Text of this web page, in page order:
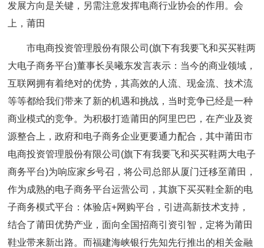
发展方向是关键，另需注意发挥电商行业协会的作用。会
上，莆田
市电商投资管理股份有限公司(旗下有我要飞和买买鞋两
大电子商务平台)董事长吴曦东发言表示：当今的商业领域，
互联网拥有着绝对的优势，其高效的人流、现金流、技术流
等等都给我们带来了新的机遇和挑战，当时竞争已经是一种
商业模式的竞争。为积极打造莆田的阿里巴巴，在产业及资
源整合上，政府和电子商务企业更要通力配合，其中莆田市
电商投资管理股份有限公司(旗下有我要飞和买买鞋两大电子
商务平台)为响应家乡号召，将公司总部从厦门迁移至莆田，
作为成熟的电子商务平台运营公司，其旗下买买鞋全新的电
子商务模式平台：体验店+网购平台，引进高新技术支持，
结合了莆田优势产业，面向全国招商引资引智，定将为莆田
鞋业带来新出路。而福建海峡银行先知先行推出的相关金融